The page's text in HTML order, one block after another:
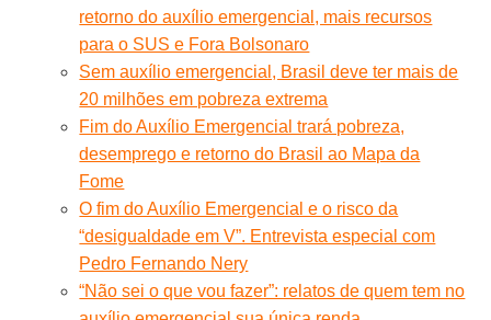
retorno do auxílio emergencial, mais recursos
para o SUS e Fora Bolsonaro
Sem auxílio emergencial, Brasil deve ter mais de
20 milhões em pobreza extrema
Fim do Auxílio Emergencial trará pobreza,
desemprego e retorno do Brasil ao Mapa da
Fome
O fim do Auxílio Emergencial e o risco da
“desigualdade em V”. Entrevista especial com
Pedro Fernando Nery
“Não sei o que vou fazer”: relatos de quem tem no